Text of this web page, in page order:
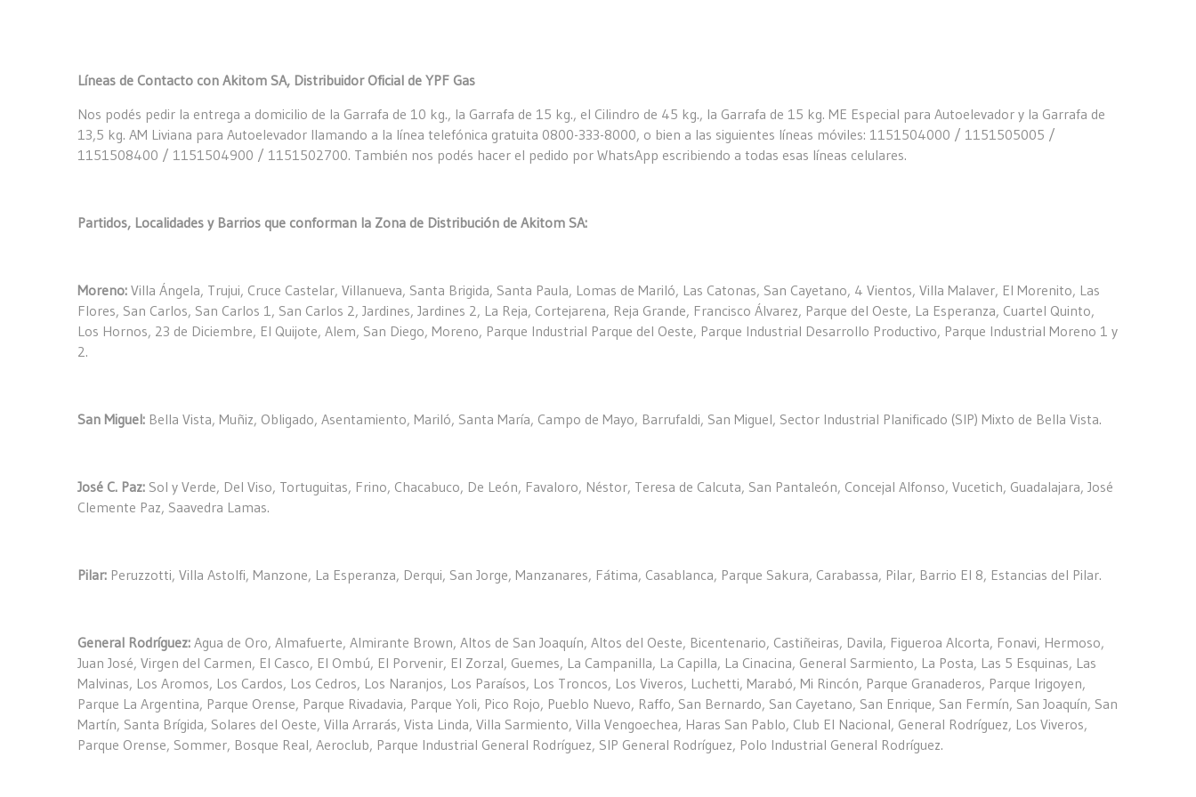
Líneas de Contacto con Akitom SA, Distribuidor Oficial de YPF Gas
Nos podés pedir la entrega a domicilio de la Garrafa de 10 kg., la Garrafa de 15 kg., el Cilindro de 45 kg., la Garrafa de 15 kg. ME Especial para Autoelevador y la Garrafa de
13,5 kg. AM Liviana para Autoelevador llamando a la línea telefónica gratuita 0800-333-8000, o bien a las siguientes líneas móviles: 1151504000 / 1151505005 /
1151508400 / 1151504900 / 1151502700. También nos podés hacer el pedido por WhatsApp escribiendo a todas esas líneas celulares.
Partidos, Localidades y Barrios que conforman la Zona de Distribución de Akitom SA:
Moreno: Villa Ángela, Trujui, Cruce Castelar, Villanueva, Santa Brigida, Santa Paula, Lomas de Mariló, Las Catonas, San Cayetano, 4 Vientos, Villa Malaver, El Morenito, Las
Flores, San Carlos, San Carlos 1, San Carlos 2, Jardines, Jardines 2, La Reja, Cortejarena, Reja Grande, Francisco Álvarez, Parque del Oeste, La Esperanza, Cuartel Quinto,
Los Hornos, 23 de Diciembre, El Quijote, Alem, San Diego, Moreno, Parque Industrial Parque del Oeste, Parque Industrial Desarrollo Productivo, Parque Industrial Moreno 1 y
2.
San Miguel: Bella Vista, Muñiz, Obligado, Asentamiento, Mariló, Santa María, Campo de Mayo, Barrufaldi, San Miguel, Sector Industrial Planificado (SIP) Mixto de Bella Vista.
José C. Paz: Sol y Verde, Del Viso, Tortuguitas, Frino, Chacabuco, De León, Favaloro, Néstor, Teresa de Calcuta, San Pantaleón, Concejal Alfonso, Vucetich, Guadalajara, José
Clemente Paz, Saavedra Lamas.
Pilar: Peruzzotti, Villa Astolfi, Manzone, La Esperanza, Derqui, San Jorge, Manzanares, Fátima, Casablanca, Parque Sakura, Carabassa, Pilar, Barrio El 8, Estancias del Pilar.
General Rodríguez: Agua de Oro, Almafuerte, Almirante Brown, Altos de San Joaquín, Altos del Oeste, Bicentenario, Castiñeiras, Davila, Figueroa Alcorta, Fonavi, Hermoso,
Juan José, Virgen del Carmen, El Casco, El Ombú, El Porvenir, El Zorzal, Guemes, La Campanilla, La Capilla, La Cinacina, General Sarmiento, La Posta, Las 5 Esquinas, Las
Malvinas, Los Aromos, Los Cardos, Los Cedros, Los Naranjos, Los Paraísos, Los Troncos, Los Viveros, Luchetti, Marabó, Mi Rincón, Parque Granaderos, Parque Irigoyen,
Parque La Argentina, Parque Orense, Parque Rivadavia, Parque Yoli, Pico Rojo, Pueblo Nuevo, Raffo, San Bernardo, San Cayetano, San Enrique, San Fermín, San Joaquín, San
Martín, Santa Brígida, Solares del Oeste, Villa Arrarás, Vista Linda, Villa Sarmiento, Villa Vengoechea, Haras San Pablo, Club El Nacional, General Rodríguez, Los Viveros,
Parque Orense, Sommer, Bosque Real, Aeroclub, Parque Industrial General Rodríguez, SIP General Rodríguez, Polo Industrial General Rodríguez.